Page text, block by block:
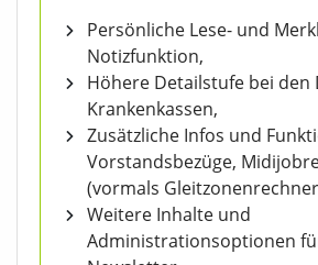
Persönliche Lese- und
Notizfunktion,
Höhere Detailstufe bei den
Krankenkassen,
Zusätzliche Infos und
Vorstandsbezüge,
(vormals
Weitere Inhalte und
Administrationsoptionen